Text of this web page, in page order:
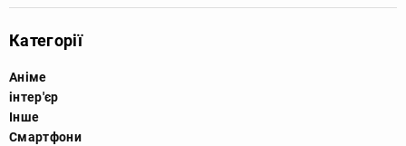
Категорії
Аніме
інтер'єр
Інше
Смартфони